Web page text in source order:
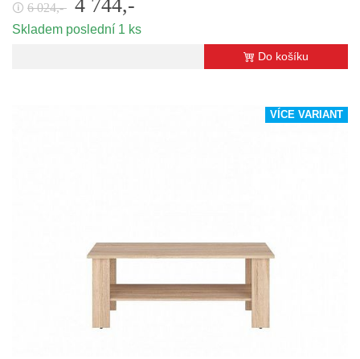
🛈 6 024,- 4 744,-
Skladem poslední 1 ks
Do košíku
VÍCE VARIANT